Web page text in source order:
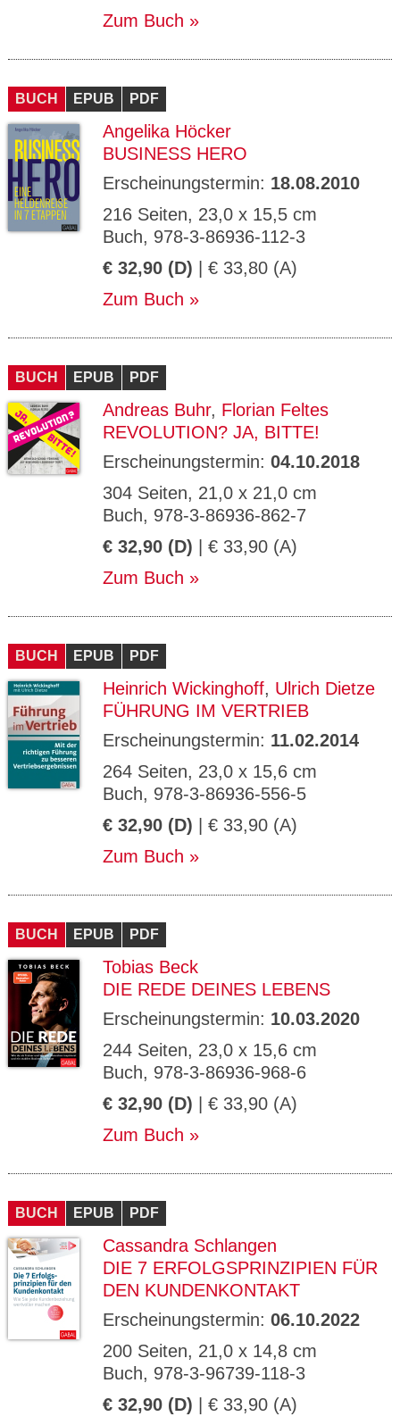
Zum Buch
BUCH EPUB PDF
Angelika Höcker
BUSINESS HERO
Erscheinungstermin: 18.08.2010
216 Seiten, 23,0 x 15,5 cm
Buch, 978-3-86936-112-3
€ 32,90 (D) | € 33,80 (A)
Zum Buch
BUCH EPUB PDF
Andreas Buhr, Florian Feltes
REVOLUTION? JA, BITTE!
Erscheinungstermin: 04.10.2018
304 Seiten, 21,0 x 21,0 cm
Buch, 978-3-86936-862-7
€ 32,90 (D) | € 33,90 (A)
Zum Buch
BUCH EPUB PDF
Heinrich Wickinghoff, Ulrich Dietze
FÜHRUNG IM VERTRIEB
Erscheinungstermin: 11.02.2014
264 Seiten, 23,0 x 15,6 cm
Buch, 978-3-86936-556-5
€ 32,90 (D) | € 33,90 (A)
Zum Buch
BUCH EPUB PDF
Tobias Beck
DIE REDE DEINES LEBENS
Erscheinungstermin: 10.03.2020
244 Seiten, 23,0 x 15,6 cm
Buch, 978-3-86936-968-6
€ 32,90 (D) | € 33,90 (A)
Zum Buch
BUCH EPUB PDF
Cassandra Schlangen
DIE 7 ERFOLGSPRINZIPIEN FÜR
DEN KUNDENKONTAKT
Erscheinungstermin: 06.10.2022
200 Seiten, 21,0 x 14,8 cm
Buch, 978-3-96739-118-3
€ 32,90 (D) | € 33,90 (A)